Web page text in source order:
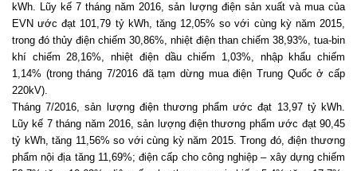
kWh. Lũy kế 7 tháng năm 2016, sản lượng điện sản xuất và mua của
EVN ước đạt 101,79 tỷ kWh, tăng 12,05% so với cùng kỳ năm 2015,
trong đó thủy điện chiếm 30,86%, nhiệt điện than chiếm 38,93%, tua-bin
khí chiếm 28,16%, nhiệt điện dầu chiếm 1,03%, nhập khẩu chiếm
1,14% (trong tháng 7/2016 đã tạm dừng mua điện Trung Quốc ở cấp
220kV).
Tháng 7/2016, sản lượng điện thương phẩm ước đạt 13,97 tỷ kWh.
Lũy kế 7 tháng năm 2016, sản lượng điện thương phẩm ước đạt 90,45
tỷ kWh, tăng 11,56% so với cùng kỳ năm 2015. Trong đó, điện thương
phẩm nội địa tăng 11,69%; điện cấp cho công nghiệp – xây dựng chiếm